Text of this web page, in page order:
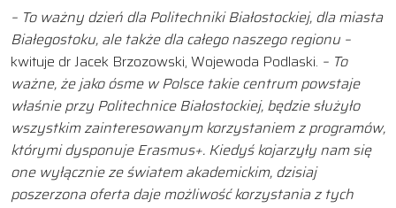
– To ważny dzień dla Politechniki Białostockiej, dla miasta
Białegostoku, ale także dla całego naszego regionu –
kwituje dr Jacek Brzozowski, Wojewoda Podlaski. – To
ważne, że jako ósme w Polsce takie centrum powstaje
właśnie przy Politechnice Białostockiej, będzie służyło
wszystkim zainteresowanym korzystaniem z programów,
którymi dysponuje Erasmus+. Kiedyś kojarzyły nam się
one wyłącznie ze światem akademickim, dzisiaj
poszerzona oferta daje możliwość korzystania z tych